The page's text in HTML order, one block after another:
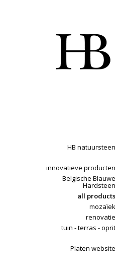
HB natuursteen
innovatieve producten
Belgische Blauwe
Hardsteen
all products
mozaïek
renovatie
tuin - terras - oprit
Platen website